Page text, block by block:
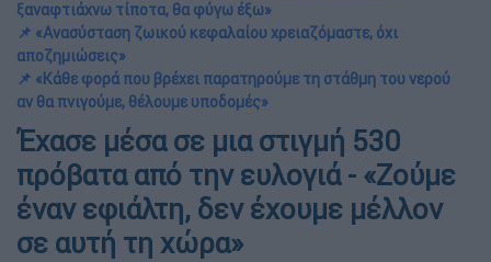
ξαναφτιάχνω τίποτα, θα φύγω έξω»
📌 «Ανασύσταση ζωικού κεφαλαίου χρειαζόμαστε, όχι
αποζημιώσεις»
📌 «Κάθε φορά που βρέχει παρατηρούμε τη στάθμη του νερού
αν θα πνιγούμε, θέλουμε υποδομές»
Έχασε μέσα σε μια στιγμή 530
πρόβατα από την ευλογιά - «Ζούμε
έναν εφιάλτη, δεν έχουμε μέλλον
σε αυτή τη χώρα»